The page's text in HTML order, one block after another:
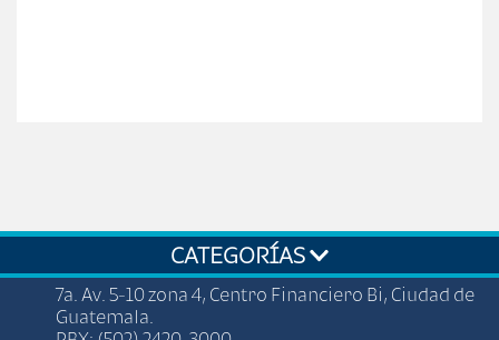
CATEGORÍAS
7a. Av. 5-10 zona 4, Centro Financiero Bi, Ciudad de
Guatemala.